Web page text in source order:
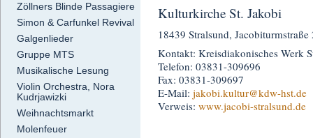
Zöllners Blinde Passagiere
Simon & Carfunkel Revival
Galgenlieder
Gruppe MTS
Musikalische Lesung
Violin Orchestra, Nora
Kudrjawizki
Weihnachtsmarkt
Molenfeuer
Kulturkirche St. Jakobi
18439 Stralsund, Jacobiturmstraße
Kontakt: Kreisdiakonisches Werk
Telefon: 03831-309696
Fax: 03831-309697
E-Mail: jakobi.kultur@kdw-hst.de
Verweis: www.jacobi-stralsund.de